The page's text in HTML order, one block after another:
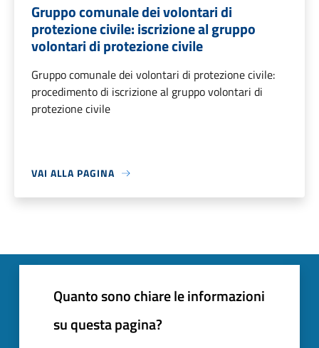
Gruppo comunale dei volontari di
protezione civile: iscrizione al gruppo
volontari di protezione civile
Gruppo comunale dei volontari di protezione civile:
procedimento di iscrizione al gruppo volontari di
protezione civile
VAI ALLA PAGINA
Quanto sono chiare le informazioni
su questa pagina?